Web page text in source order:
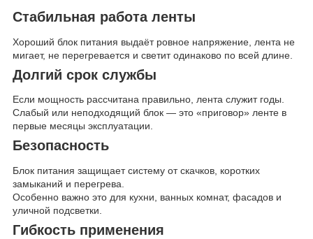
Стабильная работа ленты
Хороший блок питания выдаёт ровное напряжение, лента не
мигает, не перегревается и светит одинаково по всей длине.
Долгий срок службы
Если мощность рассчитана правильно, лента служит годы.
Слабый или неподходящий блок — это «приговор» ленте в
первые месяцы эксплуатации.
Безопасность
Блок питания защищает систему от скачков, коротких
замыканий и перегрева.
Особенно важно это для кухни, ванных комнат, фасадов и
уличной подсветки.
Гибкость применения